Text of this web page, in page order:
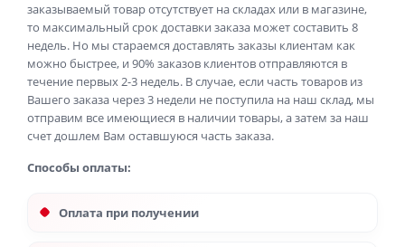
заказываемый товар отсутствует на складах или в магазине,
то максимальный срок доставки заказа может составить 8
недель. Но мы стараемся доставлять заказы клиентам как
можно быстрее, и 90% заказов клиентов отправляются в
течение первых 2-3 недель. В случае, если часть товаров из
Вашего заказа через 3 недели не поступила на наш склад, мы
отправим все имеющиеся в наличии товары, а затем за наш
счет дошлем Вам оставшуюся часть заказа.
Способы оплаты:
Оплата при получении